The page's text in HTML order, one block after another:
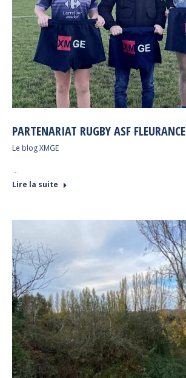
PARTENARIAT RUGBY ASF FLEURANCE
Le blog XMGE
…
Lire la suite